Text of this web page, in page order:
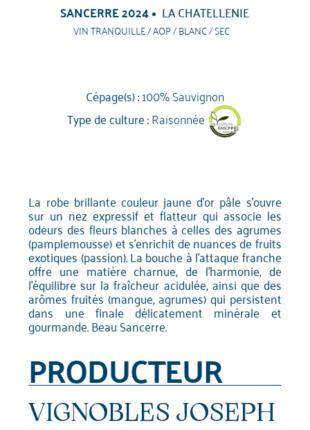
SANCERRE 2024 LA CHATELLENIE
VIN TRANQUILLE / AOP / BLANC / SEC
Cépage(s) :100% Sauvignon
Type de culture :Raisonnée
La robe brillante couleur jaune d'or pâle s'ouvre
sur un nez expressif et flatteur qui associe les
odeurs des fleurs blanches à celles des agrumes
(pamplemousse) et s'enrichit de nuances de fruits
exotiques (passion). La bouche à l'attaque franche
offre une matière charnue, de l'harmonie, de
l'équilibre sur la fraîcheur acidulée, ainsi que des
arômes fruités (mangue, agrumes) qui persistent
dans une finale délicatement minérale et
gourmande. Beau Sancerre.
PRODUCTEUR
VIGNOBLES JOSEPH